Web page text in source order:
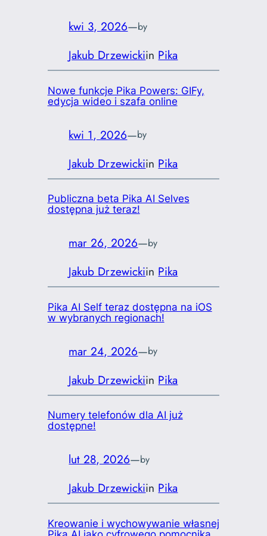
kwi 3, 2026—by
Jakub Drzewickiin Pika
Nowe funkcje Pika Powers: GIFy,
edycja wideo i szafa online
kwi 1, 2026—by
Jakub Drzewickiin Pika
Publiczna beta Pika AI Selves
dostępna już teraz!
mar 26, 2026—by
Jakub Drzewickiin Pika
Pika AI Self teraz dostępna na iOS
w wybranych regionach!
mar 24, 2026—by
Jakub Drzewickiin Pika
Numery telefonów dla AI już
dostępne!
lut 28, 2026—by
Jakub Drzewickiin Pika
Kreowanie i wychowywanie własnej